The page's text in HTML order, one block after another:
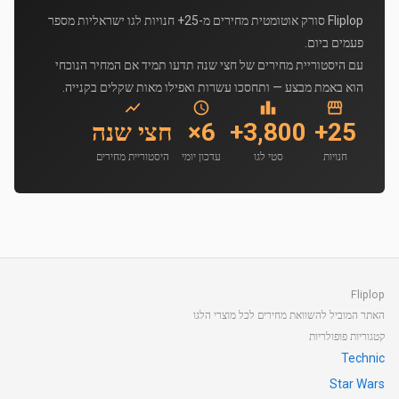
Fliplop סורק אוטומטית מחירים מ-25+ חנויות לגו ישראליות מספר
פעמים ביום.
עם היסטוריית מחירים של חצי שנה תדעו תמיד אם המחיר הנוכחי
הוא באמת מבצע — ותחסכו עשרות ואפילו מאות שקלים בקנייה.
25+
חנויות
3,800+
סטי לגו
6×
עדכון יומי
חצי שנה
היסטוריית מחירים
Fliplop
האתר המוביל להשוואת מחירים לכל מוצרי הלגו
קטגוריות פופולריות
Technic
Star Wars